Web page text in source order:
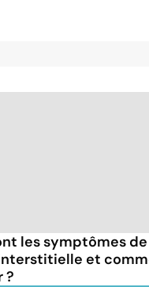
les symptômes
et
?